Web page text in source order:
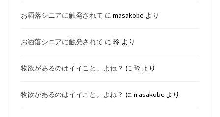
お洒落シニアに触発されて に masakobe より
お洒落シニアに触発されて に 玲 より
物欲があるのはイイこと。よね？ に 玲 より
物欲があるのはイイこと。よね？ に masakobe より